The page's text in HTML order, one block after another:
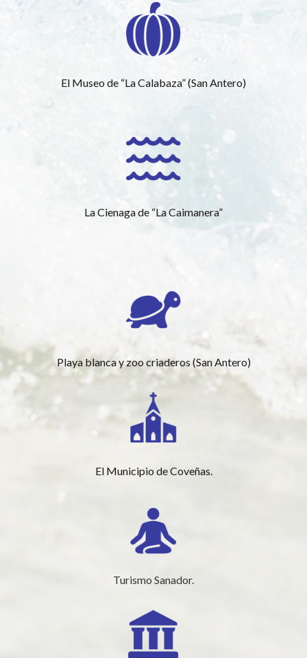
El Museo de “La Calabaza” (San Antero)
La Cienaga de “La Caimanera”
Playa blanca y zoo criaderos (San Antero)
El Municipio de Coveñas.
Turismo Sanador.